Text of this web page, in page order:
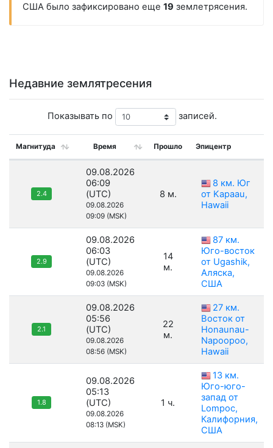
США было зафиксировано еще 19 землетрясения.
Недавние землятресения
Показывать по записей.
Магнитуда Время Прошло Эпицентр
2.4
09.08.2026
06:09
(UTC)
09.08.2026
09:09 (MSK)
8 м.
8 км. Юг
от Kapaau,
Hawaii
2.9
09.08.2026
06:03
(UTC)
09.08.2026
09:03 (MSK)
14
м.
87 км.
Юго-восток
от Ugashik,
Аляска,
США
2.1
09.08.2026
05:56
(UTC)
09.08.2026
08:56 (MSK)
22
м.
27 км.
Восток от
Honaunau-
Napoopoo,
Hawaii
1.8
09.08.2026
05:13
(UTC)
09.08.2026
08:13 (MSK)
1 ч.
13 км.
Юго-юго-
запад от
Lompoc,
Калифорния,
США